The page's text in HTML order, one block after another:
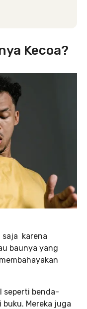
Kecoa?
saja karena
baunya yang
seperti benda-
Mereka juga